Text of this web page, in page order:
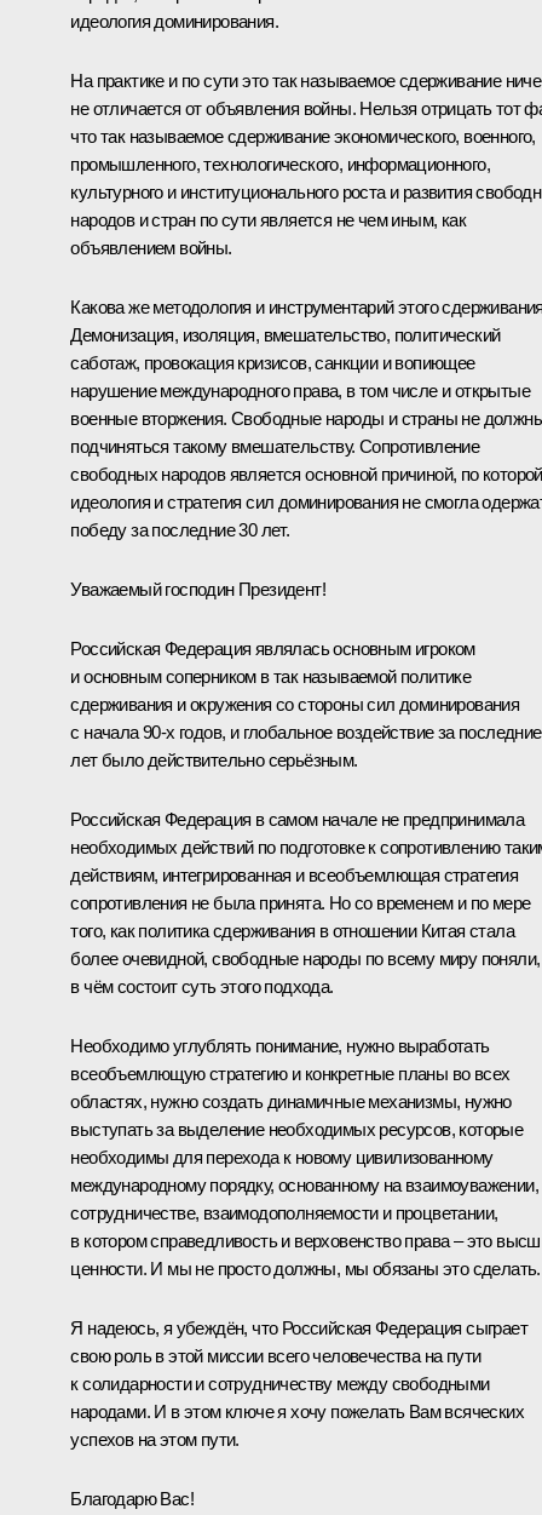
идеология доминирования.
На практике и по сути это так называемое сдерживание
не отличается от объявления войны. Нельзя отрицать тот
что так называемое сдерживание экономического, военного,
промышленного, технологического, информационного,
культурного и институционального роста и развития
народов и стран по сути является не чем иным, как
объявлением войны.
Какова же методология и инструментарий этого
Демонизация, изоляция, вмешательство, политический
саботаж, провокация кризисов, санкции и вопиющее
нарушение международного права, в том числе и открытые
военные вторжения. Свободные народы и страны не
подчиняться такому вмешательству. Сопротивление
свободных народов является основной причиной, по которой
идеология и стратегия сил доминирования не смогла
победу за последние 30 лет.
Уважаемый господин Президент!
Российская Федерация являлась основным игроком
и основным соперником в так называемой политике
сдерживания и окружения со стороны сил доминирования
с начала 90-х годов, и глобальное воздействие за
лет было действительно серьёзным.
Российская Федерация в самом начале не предпринимала
необходимых действий по подготовке к сопротивлению
действиям, интегрированная и всеобъемлющая стратегия
сопротивления не была принята. Но со временем и по мере
того, как политика сдерживания в отношении Китая стала
более очевидной, свободные народы по всему миру поняли,
в чём состоит суть этого подхода.
Необходимо углублять понимание, нужно выработать
всеобъемлющую стратегию и конкретные планы во всех
областях, нужно создать динамичные механизмы, нужно
выступать за выделение необходимых ресурсов, которые
необходимы для перехода к новому цивилизованному
международному порядку, основанному на взаимоуважении,
сотрудничестве, взаимодополняемости и процветании,
в котором справедливость и верховенство права – это
ценности. И мы не просто должны, мы обязаны это сделать.
Я надеюсь, я убеждён, что Российская Федерация сыграет
свою роль в этой миссии всего человечества на пути
к солидарности и сотрудничеству между свободными
народами. И в этом ключе я хочу пожелать Вам всяческих
успехов на этом пути.
Благодарю Вас!